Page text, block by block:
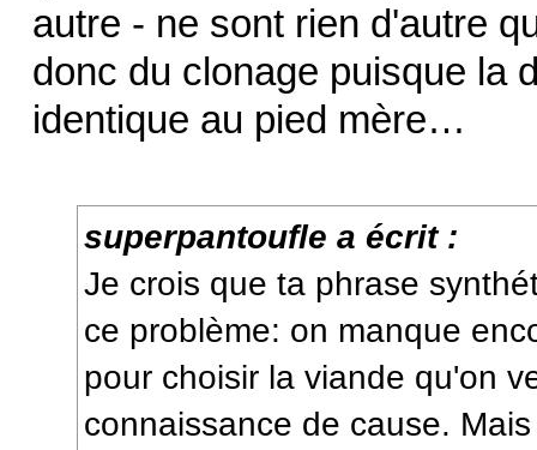
autre - ne sont rien d'autre
donc du clonage puisque la
identique au pied mère…
superpantoufle a écrit :
Je crois que ta phrase
ce problème: on manque
pour choisir la viande qu'on
connaissance de cause.